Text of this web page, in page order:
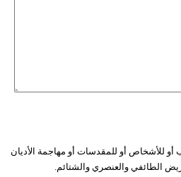
أو للأشخاص أو للمقدسات أو مهاجمة الأديان
الطائفي والعنصري والشتائم.